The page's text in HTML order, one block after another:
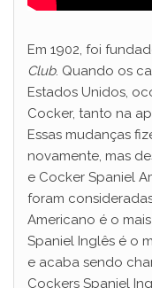
Em 1902, foi
Club. Quando os
Estados Unidos,
Cocker, tanto na
Essas mudanças
novamente, mas
e Cocker Spaniel
foram
Americano é o
Spaniel Inglês é o
e acaba sendo
Cockers Spaniel